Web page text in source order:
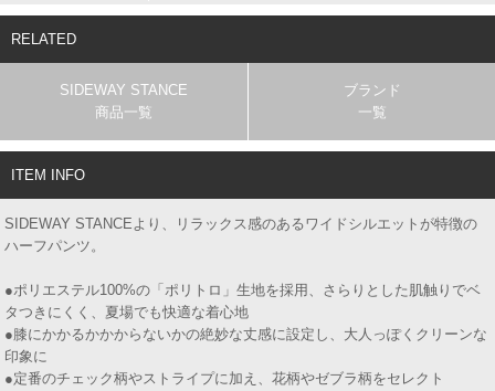
RELATED
SIDEWAY STANCE
商品一覧
ブランド
一覧
ITEM INFO
SIDEWAY STANCEより、リラックス感のあるワイドシルエットが特徴の
ハーフパンツ。
●ポリエステル100%の「ポリトロ」生地を採用、さらりとした肌触りでベ
タつきにくく、夏場でも快適な着心地
●膝にかかるかかからないかの絶妙な丈感に設定し、大人っぽくクリーンな
印象に
●定番のチェック柄やストライプに加え、花柄やゼブラ柄をセレクト